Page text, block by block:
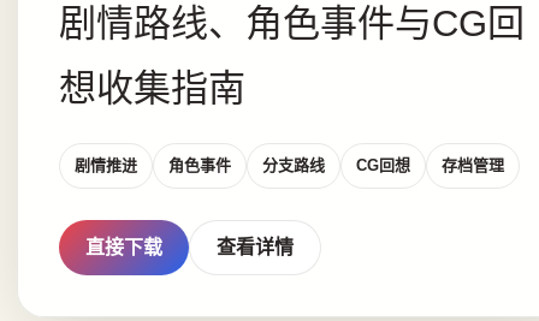
剧情路线、角色事件与CG回
想收集指南
剧情推进 角色事件 分支路线 CG回想 存档管理
直接下载 查看详情